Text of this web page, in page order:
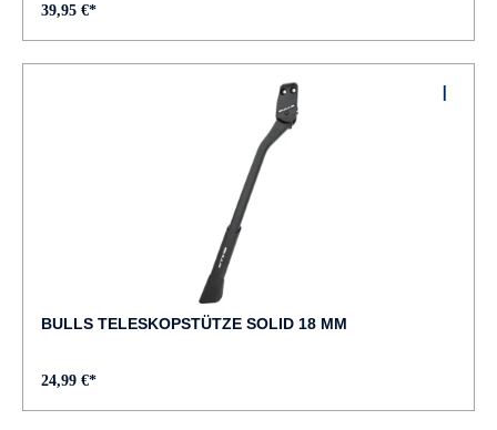
39,95 €*
BULLS TELESKOPSTÜTZE SOLID 18 MM
24,99 €*